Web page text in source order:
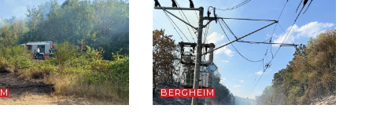
BERGHEIM